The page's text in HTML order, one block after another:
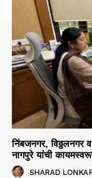
निंबजनगर, विठ्ठलनगर
नागपुरे यांची
SHARAD